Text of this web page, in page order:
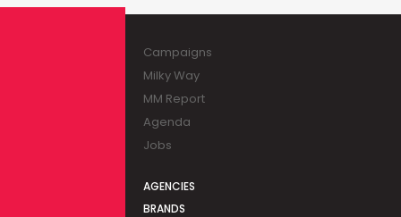
Campaigns
Milky Way
MM Report
Agenda
Jobs
AGENCIES
BRANDS